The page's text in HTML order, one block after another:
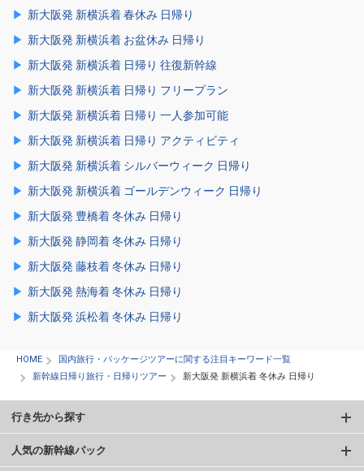
新大阪発 新横浜着 春休み 日帰り
新大阪発 新横浜着 お盆休み 日帰り
新大阪発 新横浜着 日帰り 往復新幹線
新大阪発 新横浜着 日帰り フリープラン
新大阪発 新横浜着 日帰り 一人参加可能
新大阪発 新横浜着 日帰り アクティビティ
新大阪発 新横浜着 シルバーウィーク 日帰り
新大阪発 新横浜着 ゴールデンウィーク 日帰り
新大阪発 豊橋着 冬休み 日帰り
新大阪発 静岡着 冬休み 日帰り
新大阪発 藤枝着 冬休み 日帰り
新大阪発 熱海着 冬休み 日帰り
新大阪発 浜松着 冬休み 日帰り
HOME
国内旅行・パッケージツアーに関する注目キーワード一覧
新幹線日帰り旅行・日帰りツアー
新大阪発 新横浜着 冬休み 日帰り
行き先から探す
人気の新幹線パック